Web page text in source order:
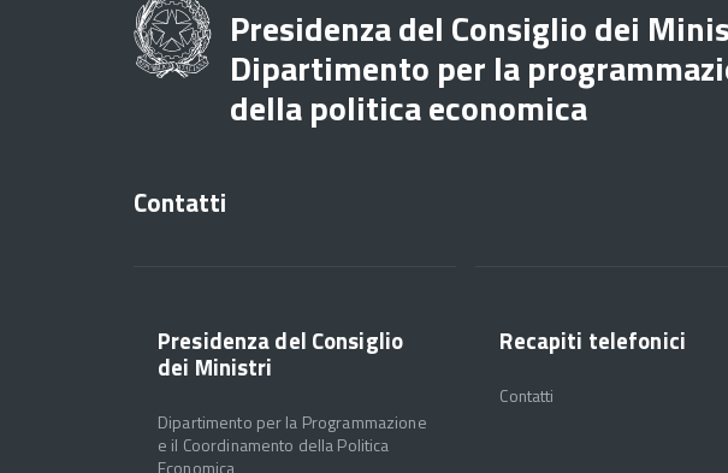
Presidenza del Consiglio dei
Dipartimento per la
della politica economica
Contatti
Presidenza del Consiglio
dei Ministri
Dipartimento per la Programmazione
e il Coordinamento della Politica
Economica
Recapiti telefonici
Contatti